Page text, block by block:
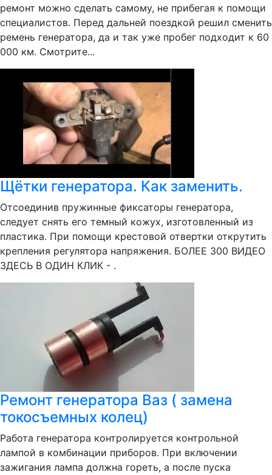
ремонт можно сделать самому, не прибегая к помощи
специалистов. Перед дальней поездкой решил сменить
ремень генератора, да и так уже пробег подходит к 60
000 км. Смотрите...
Щётки генератора. Как заменить.
Отсоединив пружинные фиксаторы генератора,
следует снять его темный кожух, изготовленный из
пластика. При помощи крестовой отвертки открутить
крепления регулятора напряжения. БОЛЕЕ 300 ВИДЕО
ЗДЕСЬ В ОДИН КЛИК - .
Ремонт генератора Ваз ( замена
токосъемных колец)
Работа генератора контролируется контрольной
лампой в комбинации приборов. При включении
зажигания лампа должна гореть, а после пуска